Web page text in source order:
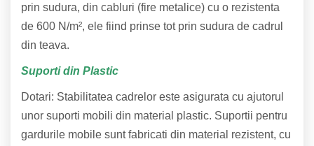
prin sudura, din cabluri (fire metalice) cu o rezistenta
de 600 N/m², ele fiind prinse tot prin sudura de cadrul
din teava.
Suporti din Plastic
Dotari: Stabilitatea cadrelor este asigurata cu ajutorul
unor suporti mobili din material plastic. Suportii pentru
gardurile mobile sunt fabricati din material rezistent, cu